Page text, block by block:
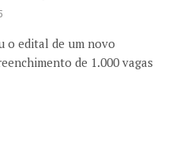
o edital de um novo
de 1.000 vagas